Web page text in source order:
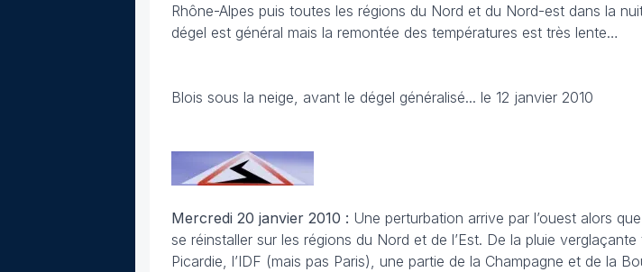
Rhône-Alpes puis toutes les régions du Nord et du Nord-est dans la
dégel est général mais la remontée des températures est très lente…
Blois sous la neige, avant le dégel généralisé... le 12 janvier 2010
Mercredi 20 janvier 2010 : Une perturbation arrive par l’ouest alors
se réinstaller sur les régions du Nord et de l’Est. De la pluie
Picardie, l’IDF (mais pas Paris), une partie de la Champagne et de la